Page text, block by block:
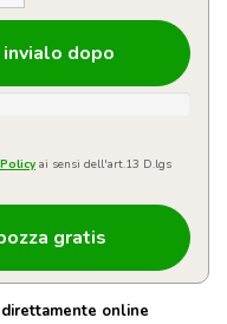
dopo
ai sensi dell'art.13 D.lgs
online